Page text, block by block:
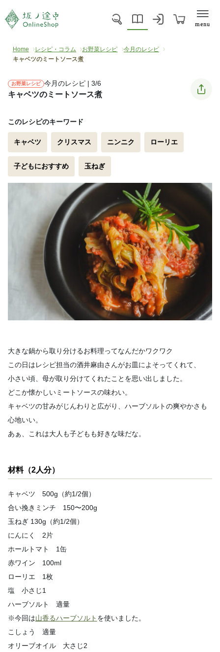
menu
Home レシピ・コラム お野菜レシピ
今月のレシピ
キャベツのミートソース煮
お野菜レシピ 今月のレシピ | 3/6
キャベツのミートソース煮
このレシピのキーワード
キャベツ クリスマス ニンニク ローリエ
子どもにおすすめ 玉ねぎ
大きな鍋から取り分けるお料理ってなんだかワクワク
この日はレシピ担当の酒井麻由さんがお皿によそってくれて、
小さい頃、母が取り分けてくれたことを思い出しました。
どこか懐かしいミートソースの味わい。
キャベツの甘みがじんわりと広がり、ハーブソルトの爽やかさも
心地いい。
あぁ、これは大人も子どもも好きな味だな。
材料（2人分）
キャベツ 500g（約1/2個）
合い挽きミンチ 150〜200g
玉ねぎ 130g（約1/2個）
にんにく 2片
ホールトマト 1缶
赤ワイン 100ml
ローリエ 1枚
塩 小さじ1
ハーブソルト 適量
※今回は山香るハーブソルト を使いました。
こしょう 適量
オリーブオイル 大さじ2